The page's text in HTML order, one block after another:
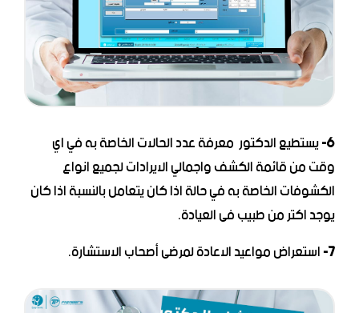
6- يستطيع الدكتور معرفة عدد الحالات الخاصة به في اي
وقت من قائمة الكشف واجمالي الايرادات لجميع انواع
الكشوفات الخاصة به في حالة اذا كان يتعامل بالنسبة اذا كان
يوجد اكتر من طبيب فى العيادة.
7- استعراض مواعيد الاعادة لمرضى أصحاب الاستشارة.